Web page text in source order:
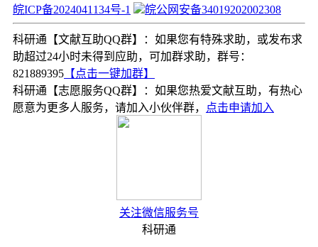
皖ICP备2024041134号-1
皖公网安备34019202002308
科研通【文献互助QQ群】：如果您有特殊求助，或发布求
助超过24小时未得到应助，可加群求助，群号：
821889395 【点击一键加群】
科研通【志愿服务QQ群】：如果您热爱文献互助，有热心
愿意为更多人服务，请加入小伙伴群，
点击申请加入
关注微信服务号
科研通